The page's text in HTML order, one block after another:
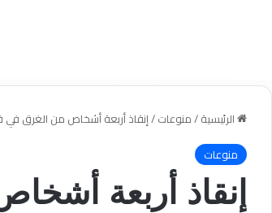
الرئيسية/منوعات/إنقاذ أربعة أشخاص من الغرق
منوعات
إنقاذ أربعة